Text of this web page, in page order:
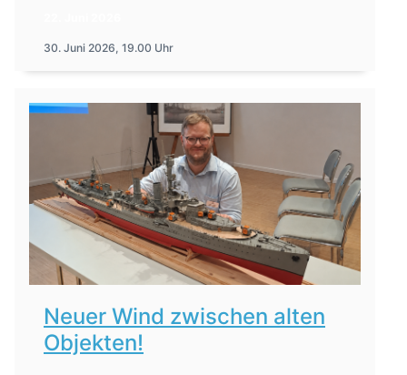
30. Juni 2026, 19.00 Uhr
Neuer Wind zwischen alten
Objekten!